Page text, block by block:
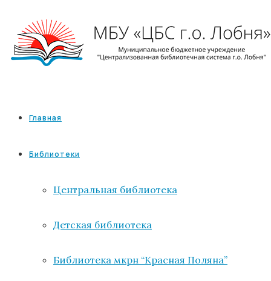
Главная
Библиотеки
Центральная библиотека
Детская библиотека
Библиотека мкрн “Красная Поляна”